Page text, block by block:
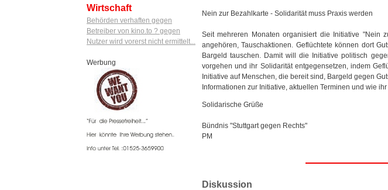
Wirtschaft
Behörden verhaften gegen
Betreiber von kino.to ? gegen
Nutzer wird vorerst nicht ermittelt...
Werbung
Nein zur Bezahlkarte - Solidarität muss Praxis werden
Seit mehreren Monaten organisiert die Initiative "Nein
angehören, Tauschaktionen. Geflüchtete können dort
Bargeld tauschen. Damit will die Initiative politisch
vorgehen und ihr Solidarität entgegensetzen, indem
Initiative auf Menschen, die bereit sind, Bargeld gegen
Informationen zur Initiative, aktuellen Terminen und wie
Solidarische Grüße
Bündnis "Stuttgart gegen Rechts"
PM
Diskussion